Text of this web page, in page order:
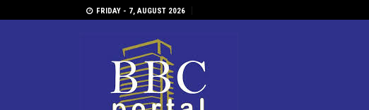
FRIDAY - 7, AUGUST 2026